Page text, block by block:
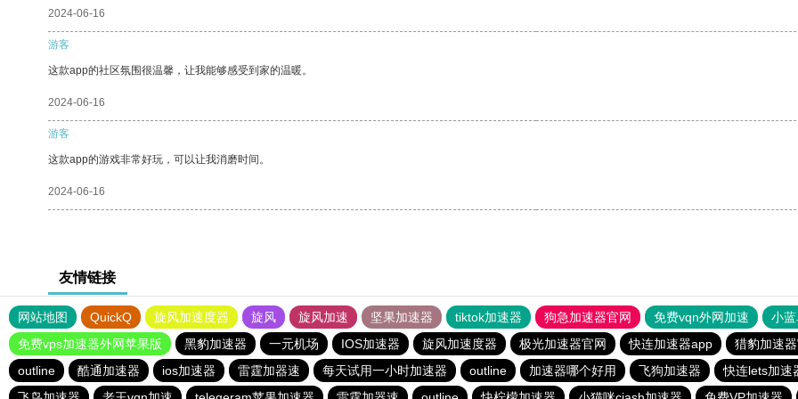
2024-06-16
游客
这款app的社区氛围很温馨，让我能够感受到家的温暖。
2024-06-16
游客
这款app的游戏非常好玩，可以让我消磨时间。
2024-06-16
友情链接
网站地图 QuickQ 旋风加速度器 旋风 旋风加速 坚果加速器 tiktok加速器 狗急加速器官网 免费vqn外网加速
小
免费vps加速器外网苹果版
黑豹加速器 一元机场 IOS加速器 旋风加速度器 极光加速器官网 快连加速器app
猎豹加速
outline
酷通加速器 ios加速器 雷霆加器速 每天试用一小时加速器 outline 加速器哪个好用 飞狗加速器
快连lets加速